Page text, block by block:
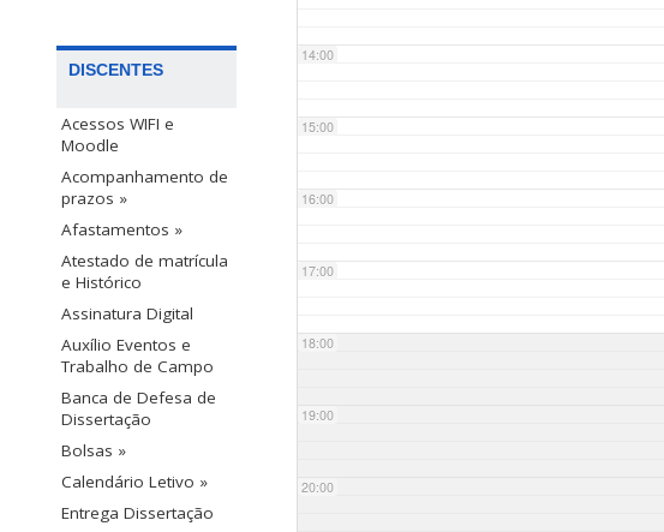
DISCENTES
Acessos WIFI e
Moodle
Acompanhamento de
prazos »
Afastamentos »
Atestado de matrícula
e Histórico
Assinatura Digital
Auxílio Eventos e
Trabalho de Campo
Banca de Defesa de
Dissertação
Bolsas »
Calendário Letivo »
Entrega Dissertação
14:00
15:00
16:00
17:00
18:00
19:00
20:00